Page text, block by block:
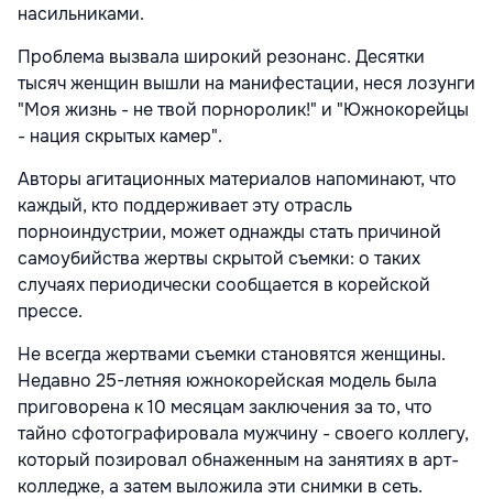
насильниками.
Проблема вызвала широкий резонанс. Десятки
тысяч женщин вышли на манифестации, неся лозунги
"Моя жизнь - не твой порноролик!" и "Южнокорейцы
- нация скрытых камер".
Авторы агитационных материалов напоминают, что
каждый, кто поддерживает эту отрасль
порноиндустрии, может однажды стать причиной
самоубийства жертвы скрытой съемки: о таких
случаях периодически сообщается в корейской
прессе.
Не всегда жертвами съемки становятся женщины.
Недавно 25-летняя южнокорейская модель была
приговорена к 10 месяцам заключения за то, что
тайно сфотографировала мужчину - своего коллегу,
который позировал обнаженным на занятиях в арт-
колледже, а затем выложила эти снимки в сеть.